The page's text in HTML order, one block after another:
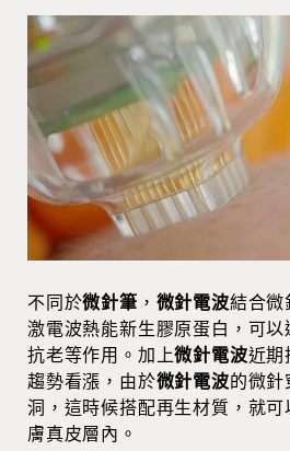
不同於微針筆 ， 微針電波結合微
激電波熱能新生膠原蛋白，可
抗老等作用。加上微針電波近期
趨勢看漲，由於微針電波的微
洞，這時候搭配再生材質，就
膚真皮層內。